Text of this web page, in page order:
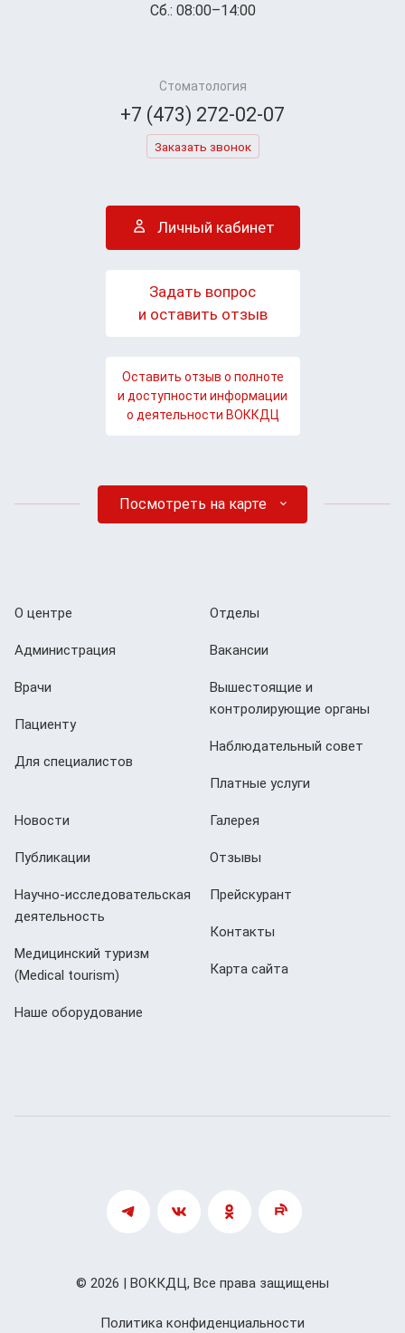
Сб.: 08:00–14:00
Стоматология
+7 (473) 272-02-07
Заказать звонок
Личный кабинет
Задать вопрос
и оставить отзыв
Оставить отзыв о полноте
и доступности информации
о деятельности ВОККДЦ
Посмотреть на карте
О центре
Администрация
Врачи
Пациенту
Для специалистов
Отделы
Вакансии
Вышестоящие и
контролирующие органы
Наблюдательный совет
Платные услуги
Новости
Публикации
Научно-исследовательская
деятельность
Медицинский туризм
(Мedical tourism)
Наше оборудование
Галерея
Отзывы
Прейскурант
Контакты
Карта сайта
Политика конфиденциальности
© 2026 | ВОККДЦ, Все права защищены